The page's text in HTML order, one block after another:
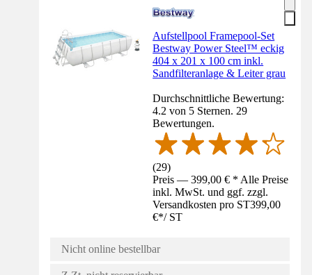
Aufstellpool Framepool-Set
Bestway Power Steel™ eckig
404 x 201 x 100 cm inkl.
Sandfilteranlage & Leiter grau
Durchschnittliche Bewertung:
4.2 von 5 Sternen. 29
Bewertungen.
(29)
Preis — 399,00 € * Alle Preise
inkl. MwSt. und ggf. zzgl.
Versandkosten pro ST399,00
€*/ ST
Nicht online bestellbar